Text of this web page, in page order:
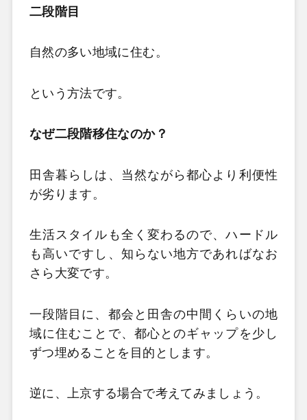
二段階目
自然の多い地域に住む。
という方法です。
なぜ二段階移住なのか？
田舎暮らしは、当然ながら都心より利便性
が劣ります。
生活スタイルも全く変わるので、ハードル
も高いですし、知らない地方であればなお
さら大変です。
一段階目に、都会と田舎の中間くらいの地
域に住むことで、都心とのギャップを少し
ずつ埋めることを目的とします。
逆に、上京する場合で考えてみましょう。